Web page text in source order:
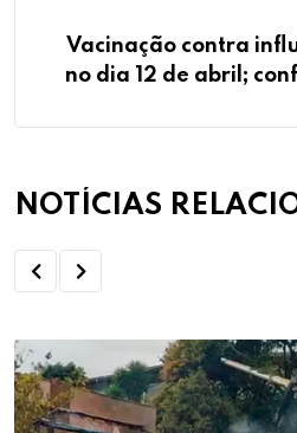
Vacinação contra
no dia 12 de abril;
NOTÍCIAS